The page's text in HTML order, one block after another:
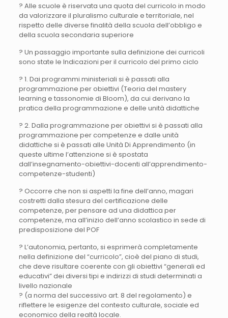
? Alle scuole è riservata una quota del curricolo in modo
da valorizzare il pluralismo culturale e territoriale, nel
rispetto delle diverse finalità della scuola dell’obbligo e
della scuola secondaria superiore
? Un passaggio importante sulla definizione dei curricoli
sono state le Indicazioni per il curricolo del primo ciclo
? 1. Dai programmi ministeriali si è passati alla
programmazione per obiettivi (Teoria del mastery
learning e tassonomie di Bloom), da cui derivano la
pratica della programmazione e delle unità didattiche
? 2. Dalla programmazione per obiettivi si è passati alla
programmazione per competenze e dalle unità
didattiche si è passati alle Unità Di Apprendimento (in
queste ultime l’attenzione si è spostata
dall’insegnamento-obiettivi-docenti all’apprendimento-
competenze-studenti)
? Occorre che non si aspetti la fine dell’anno, magari
costretti dalla stesura del certificazione delle
competenze, per pensare ad una didattica per
competenze, ma all’inizio dell’anno scolastico in sede di
predisposizione del POF
? L’autonomia, pertanto, si esprimerà completamente
nella definizione del “curricolo”, cioè del piano di studi,
che deve risultare coerente con gli obiettivi “generali ed
educativi” dei diversi tipi e indirizzi di studi determinati a
livello nazionale
? (a norma del successivo art. 8 del regolamento) e
riflettere le esigenze del contesto culturale, sociale ed
economico della realtà locale.